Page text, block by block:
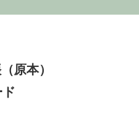
原本）